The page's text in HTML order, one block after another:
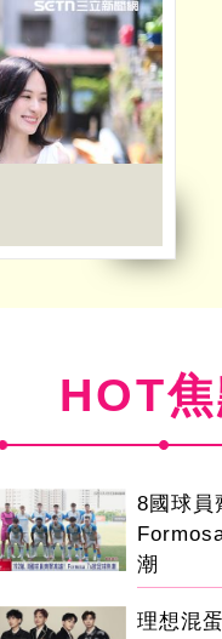
HOT
8國球
潮
理想混